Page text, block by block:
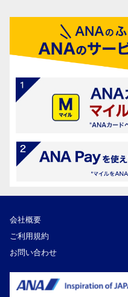
会社概要
ご利用規約
お問い合わせ